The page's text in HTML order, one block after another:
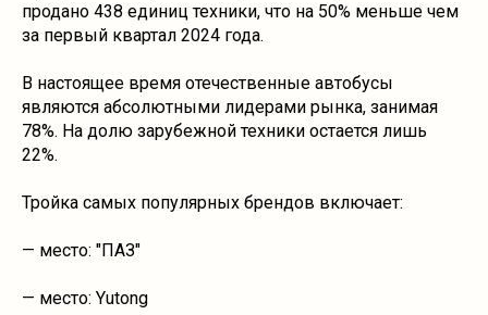
продано 438 единиц техники, что на 50% меньше чем
за первый квартал 2024 года.
В настоящее время отечественные автобусы
являются абсолютными лидерами рынка, занимая
78%. На долю зарубежной техники остается лишь
22%.
Тройка самых популярных брендов включает:
— место: "ПАЗ"
— место: Yutong